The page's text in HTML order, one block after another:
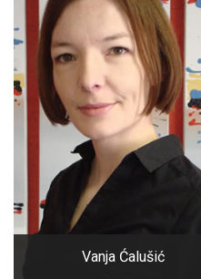
Vanja Ćalušić